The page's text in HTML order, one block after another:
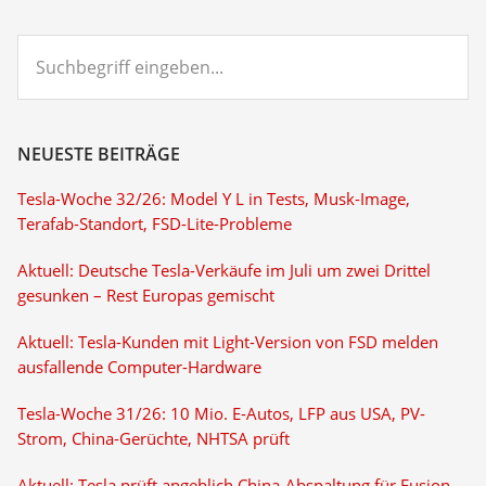
eingeben...
NEUESTE BEITRÄGE
Tesla-Woche 32/26: Model Y L in Tests, Musk-Image,
Terafab-Standort, FSD-Lite-Probleme
Aktuell: Deutsche Tesla-Verkäufe im Juli um zwei Drittel
gesunken – Rest Europas gemischt
Aktuell: Tesla-Kunden mit Light-Version von FSD melden
ausfallende Computer-Hardware
Tesla-Woche 31/26: 10 Mio. E-Autos, LFP aus USA, PV-
Strom, China-Gerüchte, NHTSA prüft